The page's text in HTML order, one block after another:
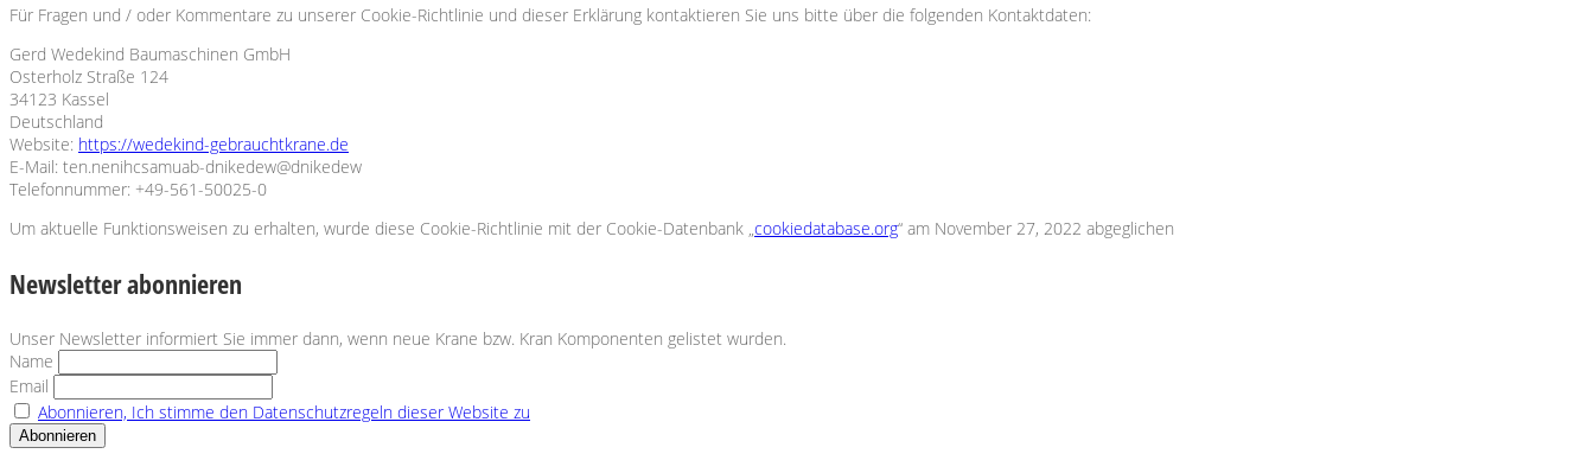
Für Fragen und / oder Kommentare zu unserer Cookie-Richtlinie und dieser Erklärung kontaktieren Sie uns bitte über die folgenden Kontaktdaten:
Gerd Wedekind Baumaschinen GmbH
Osterholz Straße 124
34123 Kassel
Deutschland
Website: https://wedekind-gebrauchtkrane.de
E-Mail: ten.nenihcsamuab-dnikedew@dnikedew
Telefonnummer: +49-561-50025-0
Um aktuelle Funktionsweisen zu erhalten, wurde diese Cookie-Richtlinie mit der Cookie-Datenbank „cookiedatabase.org“ am November 27, 2022 abgeglichen
Newsletter abonnieren
Unser Newsletter informiert Sie immer dann, wenn neue Krane bzw. Kran Komponenten gelistet wurden.
Name
Email
Abonnieren, Ich stimme den Datenschutzregeln dieser Website zu